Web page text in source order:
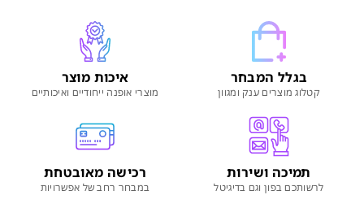
בגלל המבחר
קטלוג מוצרים ענק ומגוון
איכות מוצר
מוצרי אופנה ייחודיים ואיכותיים
תמיכה ושירות
לרשותכם בפון וגם בדיגיטל
רכישה מאובטחת
במבחר רחב של אפשרויות